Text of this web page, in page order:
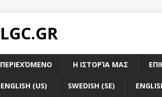
LGC.GR
ΠΕΡΙΕΧΌΜΕΝΟ Η ΙΣΤΟΡΊΑ ΜΑΣ
ENGLISH (US) SWEDISH (SE)